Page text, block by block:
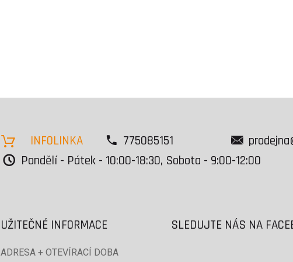
INFOLINKA 775085151
Pondělí - Pátek - 10:00-18:30, Sobota - 9:00-12:00
UŽITEČNÉ INFORMACE
ADRESA + OTEVÍRACÍ DOBA
SLEDUJTE NÁS NA